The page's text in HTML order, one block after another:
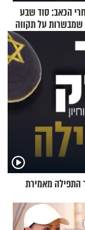
הכאב: סוד שבע
על תקווה
התפילה מאמירת